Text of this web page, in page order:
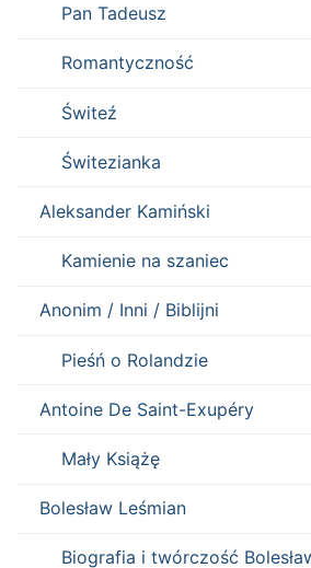
Pan Tadeusz
Romantyczność
Świteź
Świtezianka
Aleksander Kamiński
Kamienie na szaniec
Anonim / Inni / Biblijni
Pieśń o Rolandzie
Antoine De Saint-Exupéry
Mały Książę
Bolesław Leśmian
Biografia i twórczość